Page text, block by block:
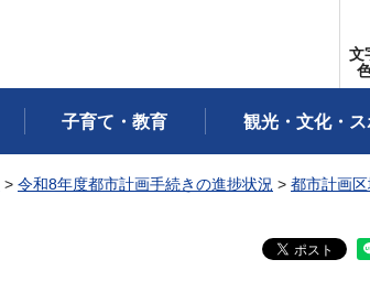
文
子育て・教育 観光・文化・
> 令和8年度都市計画手続きの進捗状況 > 都市計画